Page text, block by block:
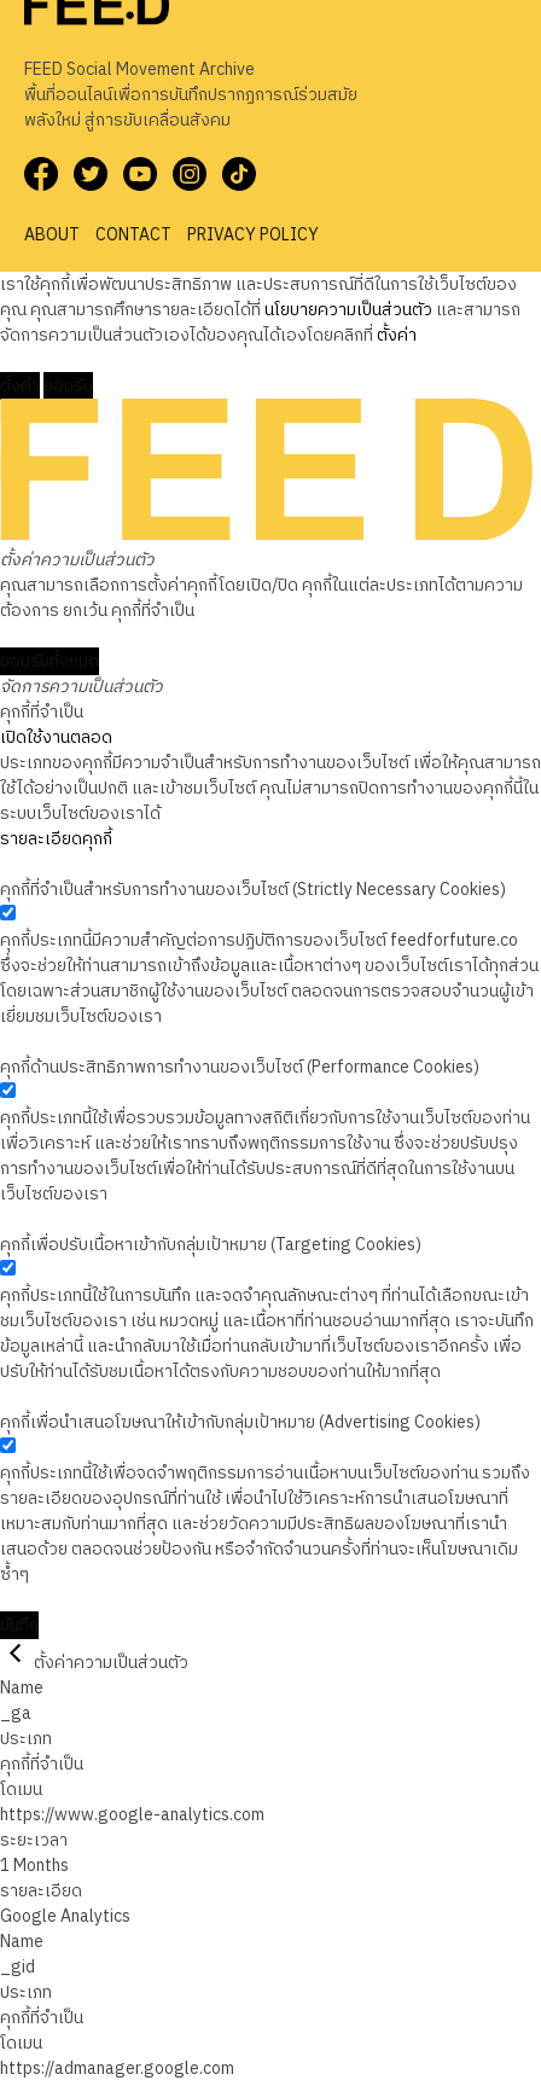
FEED Social Movement Archive
พื้นที่ออนไลน์เพื่อการบันทึกปรากฏการณ์ร่วมสมัย
พลังใหม่ สู่การขับเคลื่อนสังคม
ABOUT CONTACT
PRIVACY POLICY
เราใช้คุกกี้เพื่อพัฒนาประสิทธิภาพ และประสบการณ์ที่ดีในการใช้เว็บไซต์ของ
คุณ คุณสามารถศึกษารายละเอียดได้ที่นโยบายความเป็นส่วนตัว และสามารถ
จัดการความเป็นส่วนตัวเองได้ของคุณได้เองโดยคลิกที่ตั้งค่า
ตั้งค่าความเป็นส่วนตัว
คุณสามารถเลือกการตั้งค่าคุกกี้โดยเปิด/ปิด คุกกี้ในแต่ละประเภทได้ตามความ
ต้องการ ยกเว้น คุกกี้ที่จำเป็น
จัดการความเป็นส่วนตัว
คุกกี้ที่จำเป็น
เปิดใช้งานตลอด
ประเภทของคุกกี้มีความจำเป็นสำหรับการทำงานของเว็บไซต์ เพื่อให้คุณสามารถ
ใช้ได้อย่างเป็นปกติ และเข้าชมเว็บไซต์ คุณไม่สามารถปิดการทำงานของคุกกี้นี้ใน
ระบบเว็บไซต์ของเราได้
รายละเอียดคุกกี้
คุกกี้ที่จำเป็นสำหรับการทำงานของเว็บไซต์ (Strictly Necessary Cookies)
คุกกี้ประเภทนี้มีความสำคัญต่อการปฏิบัติการของเว็บไซต์ feedforfuture.co
ซึ่งจะช่วยให้ท่านสามารถเข้าถึงข้อมูลและเนื้อหาต่างๆ ของเว็บไซต์เราได้ทุกส่วน
โดยเฉพาะส่วนสมาชิกผู้ใช้งานของเว็บไซต์ ตลอดจนการตรวจสอบจำนวนผู้เข้า
เยี่ยมชมเว็บไซต์ของเรา
คุกกี้ด้านประสิทธิภาพการทำงานของเว็บไซต์ (Performance Cookies)
คุกกี้ประเภทนี้ใช้เพื่อรวบรวมข้อมูลทางสถิติเกี่ยวกับการใช้งานเว็บไซต์ของท่าน
เพื่อวิเคราะห์ และช่วยให้เราทราบถึงพฤติกรรมการใช้งาน ซึ่งจะช่วยปรับปรุง
การทำงานของเว็บไซต์เพื่อให้ท่านได้รับประสบการณ์ที่ดีที่สุดในการใช้งานบน
เว็บไซต์ของเรา
คุกกี้เพื่อปรับเนื้อหาเข้ากับกลุ่มเป้าหมาย (Targeting Cookies)
คุกกี้ประเภทนี้ใช้ในการบันทึก และจดจำคุณลักษณะต่างๆ ที่ท่านได้เลือกขณะเข้า
ชมเว็บไซต์ของเรา เช่น หมวดหมู่ และเนื้อหาที่ท่านชอบอ่านมากที่สุด เราจะบันทึก
ข้อมูลเหล่านี้ และนำกลับมาใช้เมื่อท่านกลับเข้ามาที่เว็บไซต์ของเราอีกครั้ง เพื่อ
ปรับให้ท่านได้รับชมเนื้อหาได้ตรงกับความชอบของท่านให้มากที่สุด
คุกกี้เพื่อนำเสนอโฆษณาให้เข้ากับกลุ่มเป้าหมาย (Advertising Cookies)
คุกกี้ประเภทนี้ใช้เพื่อจดจำพฤติกรรมการอ่านเนื้อหาบนเว็บไซต์ของท่าน รวมถึง
รายละเอียดของอุปกรณ์ที่ท่านใช้ เพื่อนำไปใช้วิเคราะห์การนำเสนอโฆษณาที่
เหมาะสมกับท่านมากที่สุด และช่วยวัดความมีประสิทธิผลของโฆษณาที่เรานำ
เสนอด้วย ตลอดจนช่วยป้องกัน หรือจำกัดจำนวนครั้งที่ท่านจะเห็นโฆษณาเดิม
ซ้ำๆ
ตั้งค่าความเป็นส่วนตัว
Name
_ga
ประเภท
คุกกี้ที่จำเป็น
โดเมน
https://www.google-analytics.com
ระยะเวลา
1 Months
รายละเอียด
Google Analytics
Name
_gid
ประเภท
คุกกี้ที่จำเป็น
โดเมน
https://admanager.google.com